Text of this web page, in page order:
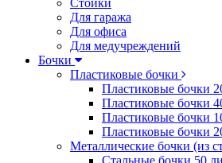
Стойки
Для гаража
Для офиса
Для медучреждений
Бочки
Пластиковые бочки
Пластиковые бочки
Пластиковые бочки
Пластиковые бочки
Пластиковые бочки
Металлические бочки (из
Стальные бочки 50